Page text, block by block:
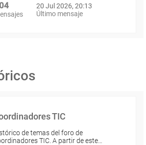
20 Jul 2026, 20:13
Último mensaje
TIC
de temas del foro de
TIC. A partir de este…